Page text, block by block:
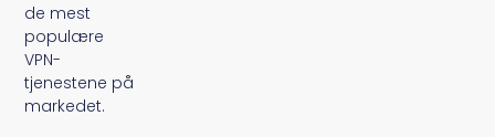
de mest
populære
VPN-
tjenestene på
markedet.